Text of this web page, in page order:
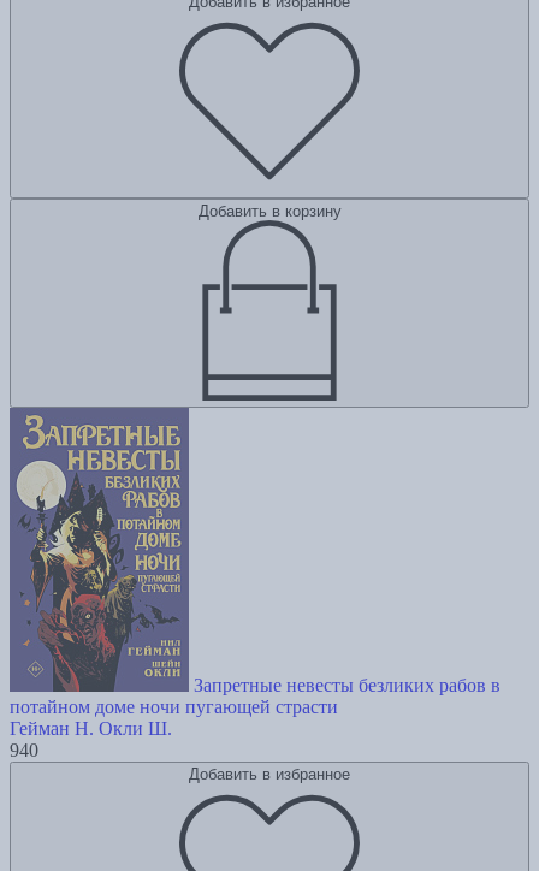
Добавить в корзину
Запретные невесты безликих рабов в
потайном доме ночи пугающей страсти
Гейман Н. Окли Ш.
940
Добавить в избранное